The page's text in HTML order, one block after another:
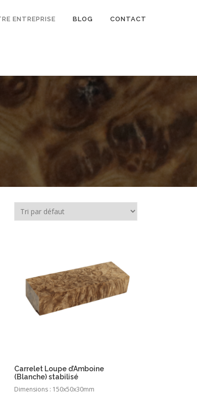
ENTREPRISE BLOG CONTACT
Carrelet Loupe d’Amboine
(Blanche) stabilisé
Dimensions : 150x50x30mm